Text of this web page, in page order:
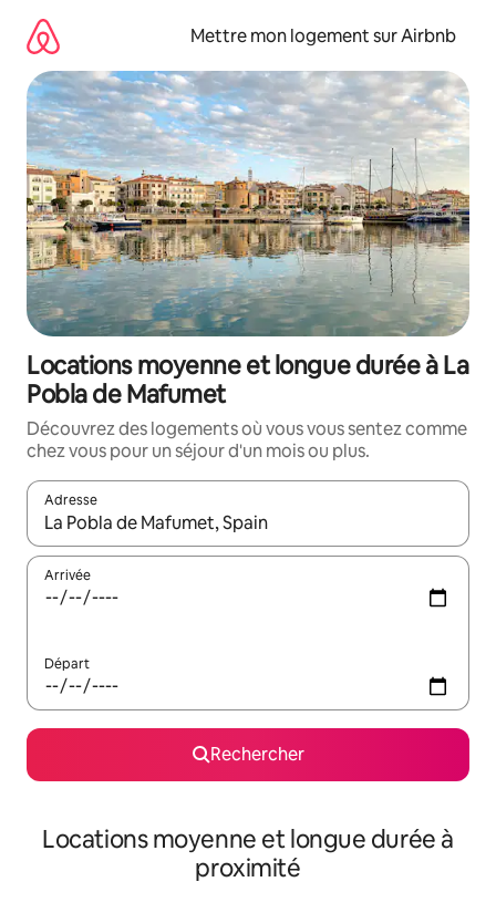
directement
contenu
Mettre mon logement sur Airbnb
Locations moyenne et longue durée à La
Pobla de Mafumet
Découvrez des logements où vous vous sentez comme
chez vous pour un séjour d'un mois ou plus.
Adresse
Lorsque les résultats s'affichent, utilisez les flèches vers le
Arrivée
Départ
Rechercher
Locations moyenne et longue durée à
proximité